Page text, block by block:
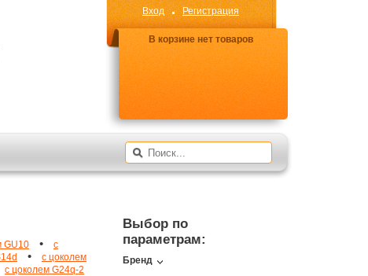
Вход Регистрация
В корзине нет товаров
GU10 •
с
•
с цоколем
с цоколем G24q-2
Выбор по
параметрам:
Бренд